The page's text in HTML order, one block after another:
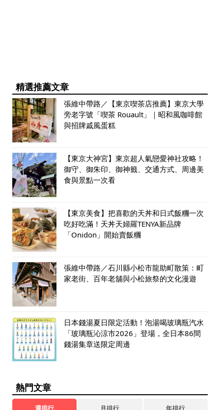
精選推薦文章
張維中帶路／【東京喫茶店推薦】東京大學
旁老字號「喫茶 Rouault」｜昭和風咖啡館
與招牌戚風蛋糕
【東京大神宮】東京超人氣戀愛神社攻略！
御守、御朱印、御神籤、交通方式、周邊美
食與景點一次看
【東京美食】把喜歡的天丼和日式飯糰一次
吃好吃滿！天丼天婦羅TENYA新品牌
「Onidon」開始賣飯糰
張維中帶路／石川縣小松市龍助町散策：町
家老街、百年老舖與小松旅祭的文化漫遊
日本錢湯夏日限定活動！泡湯喝玻璃瓶汽水
「玻璃瓶沁涼市2026」登場，全日本86間
錢湯集章送限定周邊
熱門文章
週排行 月排行 年排行